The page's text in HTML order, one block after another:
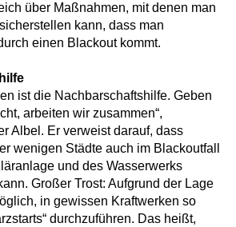
über Maßnahmen, mit denen man
kann, dass man
einen Blackout kommt.
ist die Nachbarschaftshilfe. Geben
arbeiten wir zusammen“,
Albel. Er verweist darauf, dass
wenigen Städte auch im Blackoutfall
und des Wasserwerks
Großer Trost: Aufgrund der Lage
in gewissen Kraftwerken so
durchzuführen. Das heißt,